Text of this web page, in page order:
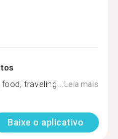
traveling...Leia mais
Baixe o aplicativo